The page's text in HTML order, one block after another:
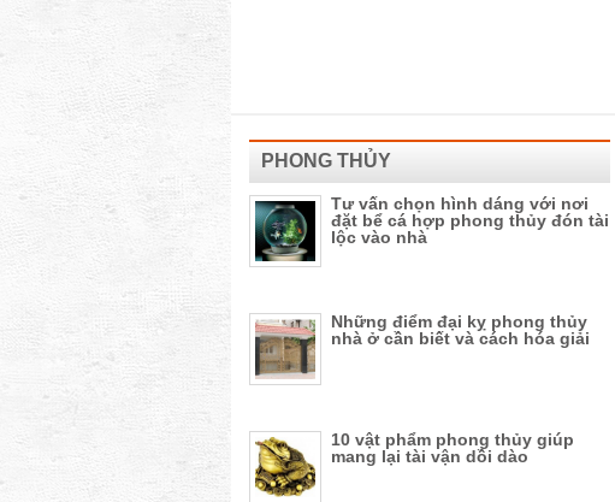
PHONG THỦY
Tư vấn chọn hình dáng với nơi
đặt bể cá hợp phong thủy đón tài
lộc vào nhà
Những điểm đại kỵ phong thủy
nhà ở cần biết và cách hóa giải
10 vật phẩm phong thủy giúp
mang lại tài vận dồi dào